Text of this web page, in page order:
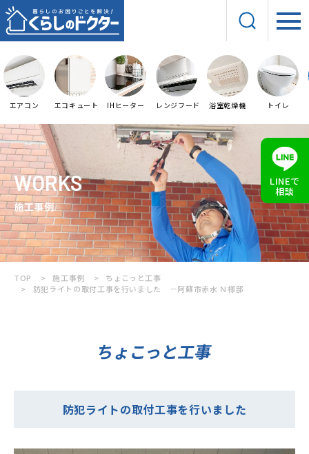
エアコン エコキュート IHヒーター レンジフード 浴室乾燥機 トイレ
WORKS
施工事例
TOP 施工事例
ちょこっと工事
防犯ライトの取付工事を行いました －阿蘇市赤水 Ｎ様邸
ちょこっと工事
防犯ライトの取付工事を行いました
LINEで
相談